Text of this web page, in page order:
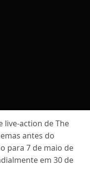
live-action de The
antes do
para 7 de maio de
em 30 de